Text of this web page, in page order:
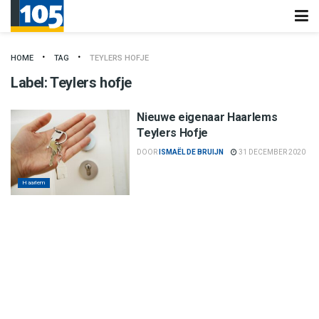
HOME TAG TEYLERS HOFJE
Label:Teylers hofje
Haarlem
Nieuwe eigenaar Haarlems
Teylers Hofje
DOOR ISMAËL DE BRUIJN 31 DECEMBER 2020